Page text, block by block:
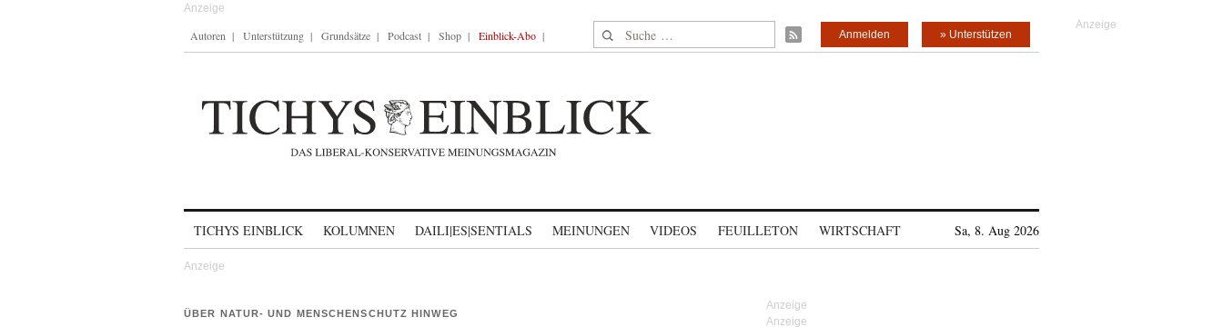
Autoren Unterstützung Grundsätze Podcast Shop Einblick-Abo Suche nach: » Unterstützen
Anmelden
TICHYS EINBLICK KOLUMNEN DAILI|ES|SENTIALS MEINUNGEN VIDEOS FEUILLETON WIRTSCHAFT Sa, 8. Aug 2026
ÜBER NATUR- UND MENSCHENSCHUTZ HINWEG